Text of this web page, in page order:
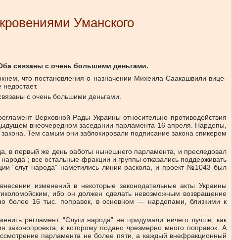
Уманского
связаны с очень большими деньгами.
что постановления о назначении Михеила Саакашвили вице-
с очень большими деньгами.
Верховной Рады Украины относительно противодействия
внеочередном заседании парламента 16 апреля. Нардепы,
Тем самым они заблокировали подписание закона спикером
в первый же день работы нынешнего парламента, и преследовал
все остальные фракции и группы отказались поддерживать
“слуг народа” наметились линии раскола, и проект №1043 был
изменений в некоторые законодательные акты Украины
ибо он должен сделать невозможным возвращение
более 16 тыс. поправок, в основном — нардепами, близкими к
регламент. “Слуги народа” не придумали ничего лучше, как
к которому подано чрезмерно много поправок. А
парламента не более пяти, а каждый внефракционный